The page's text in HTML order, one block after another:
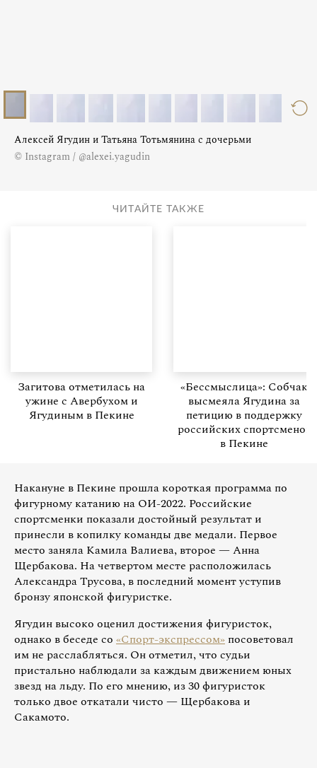
Алексей Ягудин и Татьяна Тотьмянина с дочерьми
© Instagram / @alexei.yagudin
ЧИТАЙТЕ ТАКЖЕ
Загитова отметилась на
ужине с Авербухом и
Ягудиным в Пекине
«Бессмыслица»: Собчак
высмеяла Ягудина за
петицию в поддержку
российских спортсменов
в Пекине
Накануне в Пекине прошла короткая программа по
фигурному катанию на ОИ-2022. Российские
спортсменки показали достойный результат и
принесли в копилку команды две медали. Первое
место заняла Камила Валиева, второе — Анна
Щербакова. На четвертом месте расположилась
Александра Трусова, в последний момент уступив
бронзу японской фигуристке.
Ягудин высоко оценил достижения фигуристок,
однако в беседе со «Спорт-экспрессом» посоветовал
им не расслабляться. Он отметил, что судьи
пристально наблюдали за каждым движением юных
звезд на льду. По его мнению, из 30 фигуристок
только двое откатали чисто — Щербакова и
Сакамото.